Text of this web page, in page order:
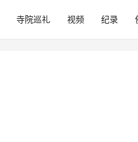
寺院巡礼 视频 纪录